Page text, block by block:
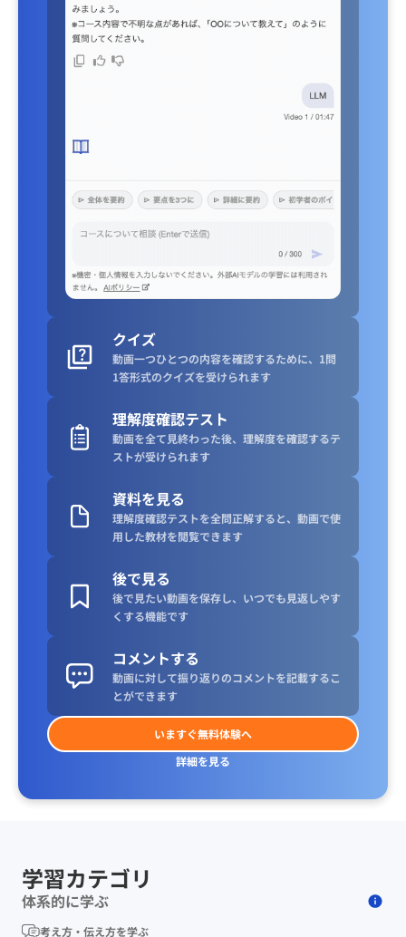
クイズ
動画一つひとつの内容を確認するために、1問
1答形式のクイズを受けられます
理解度確認テスト
動画を全て見終わった後、理解度を確認するテ
ストが受けられます
資料を見る
理解度確認テストを全問正解すると、動画で使
用した教材を閲覧できます
後で見る
後で見たい動画を保存し、いつでも見返しやす
くする機能です
コメントする
動画に対して振り返りのコメントを記載するこ
とができます
いますぐ無料体験へ
詳細を見る
学習カテゴリ
体系的に学ぶ
考え方・伝え方を学ぶ